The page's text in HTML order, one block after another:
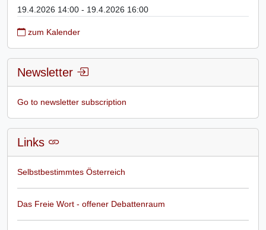
19.4.2026 14:00 - 19.4.2026 16:00
zum Kalender
Newsletter
Go to newsletter subscription
Links
Selbstbestimmtes Österreich
Das Freie Wort - offener Debattenraum